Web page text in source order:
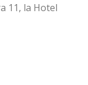
11, la Hotel